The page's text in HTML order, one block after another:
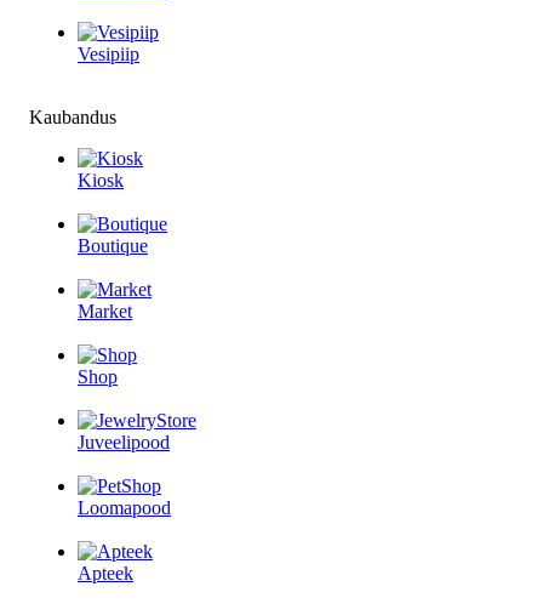
Vesipiip
Kaubandus
Kiosk
Boutique
Market
Shop
Juveelipood
Loomapood
Apteek